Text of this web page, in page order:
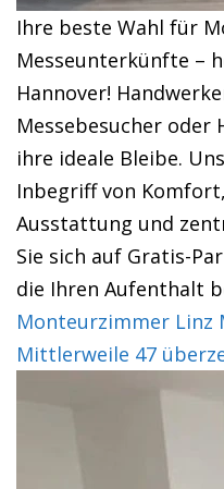
Ihre beste Wahl für
Messeunterkünfte –
Hannover!
Messebesucher oder
ihre ideale Bleibe.
Inbegriff von
Ausstattung und
Sie sich auf Gratis-
die Ihren Aufenthalt
Monteurzimmer Linz
Mittlerweile 47